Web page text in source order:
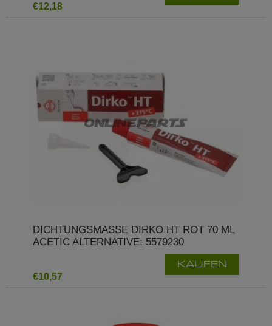
€12,18
DICHTUNGSMASSE DIRKO HT ROT 70 ML
ACETIC ALTERNATIVE: 5579230
€10,57
KAUFEN